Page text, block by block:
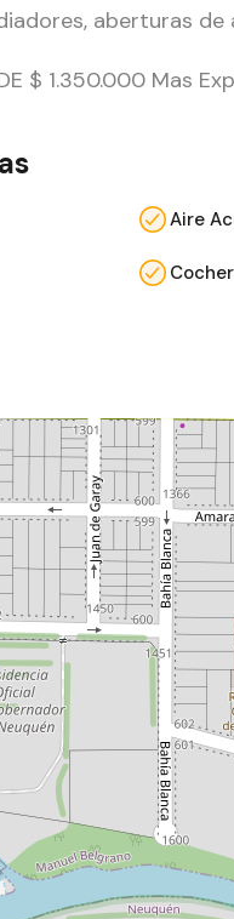
aberturas
$ 1.350.000 Mas
Aire